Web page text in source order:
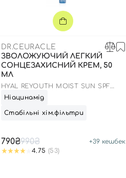
DR.CEURACLE
ЗВОЛОЖУЮЧИЙ ЛЕГКИЙ
СОНЦЕЗАХИСНИЙ КРЕМ, 50
МЛ
HYAL REYOUTH MOIST SUN SPF
50/PA++++
Ніацинамід
Стабільні хім.фільтри
790₴990₴ +39кешбек
4.75 (53)